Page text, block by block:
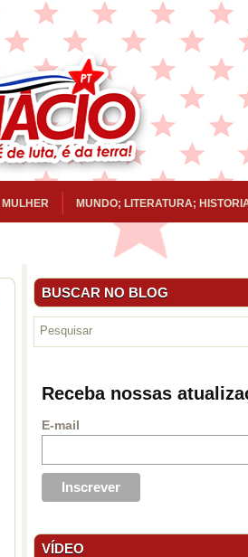
MULHER MUNDO; LITERATURA;
BUSCAR NO BLOG
Receba nossas
E-mail
VÍDEO